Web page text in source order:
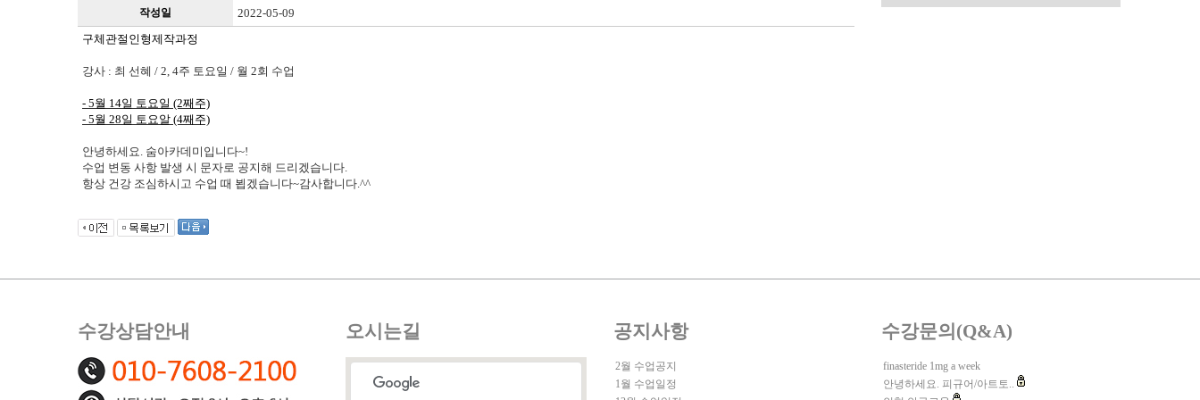
작성일
2022-05-09
구체관절인형제작과정
강사 : 최 선혜 / 2, 4주 토요일 / 월 2회 수업
- 5월 14일 토요일 (2째주)
- 5월 28일 토요알 (4째주)
안녕하세요. 숨아카데미입니다~!
수업 변동 사항 발생 시 문자로 공지해 드리겠습니다.
항상 건강 조심하시고 수업 때 뵙겠습니다~감사합니다.^^
수강상담안내 오시는길 공지사항
2월 수업공지
1월 수업일정
수강문의(Q&A)
finasteride 1mg a week
안녕하세요. 피규어/아트토..